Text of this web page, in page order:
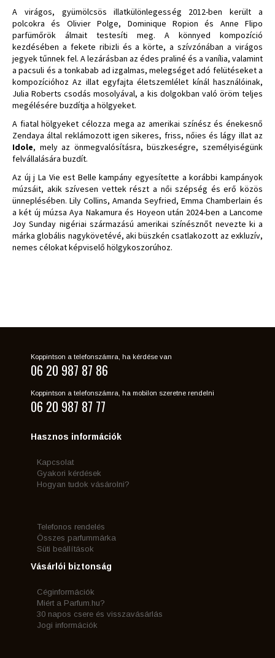
A virágos, gyümölcsös illatkülönlegesség 2012-ben került a
polcokra és Olivier Polge, Dominique Ropion és Anne Flipo
parfümőrök álmait testesíti meg. A könnyed kompozíció
kezdésében a fekete ribizli és a körte, a szívzónában a virágos
jegyek tűnnek fel. A lezárásban az édes praliné és a vanília, valamint
a pacsuli és a tonkabab ad izgalmas, melegséget adó felütéseket a
kompozícióhoz Az illat egyfajta életszemlélet kínál használóinak,
Julia Roberts csodás mosolyával, a kis dolgokban való öröm teljes
megélésére buzdítja a hölgyeket.
A fiatal hölgyeket célozza mega az amerikai színész és énekesnő
Zendaya által reklámozott igen sikeres, friss, nőies és lágy illat az
Idole, mely az önmegvalósításra, büszkeségre, személyiségünk
felvállalására buzdít.
Az új j La Vie est Belle kampány egyesítette a korábbi kampányok
múzsáit, akik szívesen vettek részt a női szépség és erő közös
ünneplésében. Lily Collins, Amanda Seyfried, Emma Chamberlain és
a két új múzsa Aya Nakamura és Hoyeon után 2024-ben a Lancome
Joy Sunday nigériai származású amerikai színésznőt nevezte ki a
márka globális nagykövetévé, aki büszkén csatlakozott az exkluzív,
nemes célokat képviselő hölgykoszorúhoz.
Koppintson a telefonszámra, ha kérdése van
06 20 987 87 86
Koppintson a telefonszámra, ha mobilon szeretne rendelni
06 20 987 87 77
Hasznos információk
Kapcsolat
Gyakori kérdések
Hogyan tudok vásárolni?
Telefonos rendelés
Összes parfummárka
Süti beállítások
Vásárlói biztonság
Céginformációk
Miért a Parfum.hu?
30 napos csere és visszavásárlás
Jogi információk